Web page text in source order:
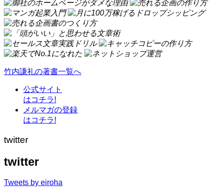
竹内謙礼の著書一覧へ
公式サイト
はコチラ!
メルマガの登録
はコチラ!
twitter
twitter
Tweets by eiroha